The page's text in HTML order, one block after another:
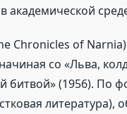
академической
Chronicles of
со «Льва,
битвой» (1956). По